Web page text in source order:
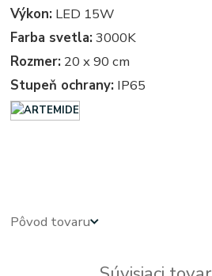
Výkon: LED 15W
Farba svetla: 3000K
Rozmer: 20 x 90 cm
Stupeň ochrany: IP65
Pôvod tovaru